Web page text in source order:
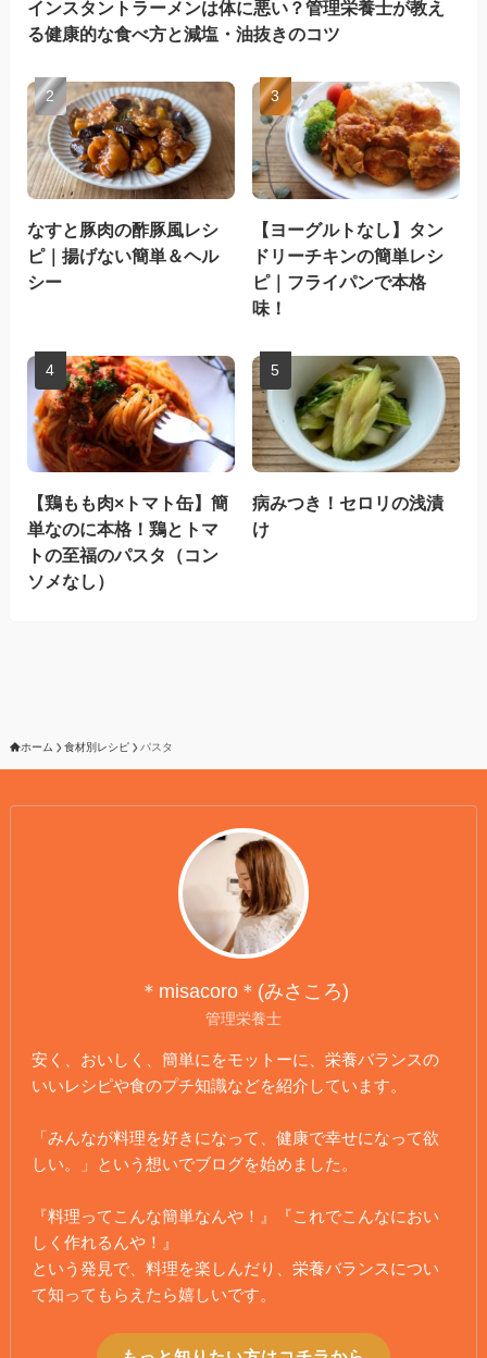
インスタントラーメンは体に悪い？管理栄養士が教え
る健康的な食べ方と減塩・油抜きのコツ
なすと豚肉の酢豚風レシ
ピ｜揚げない簡単＆ヘル
シー
【ヨーグルトなし】タン
ドリーチキンの簡単レシ
ピ｜フライパンで本格
味！
【鶏もも肉×トマト缶】簡
単なのに本格！鶏とトマ
トの至福のパスタ（コン
ソメなし）
病みつき！セロリの浅漬
け
ホーム 食材別レシピ パスタ
＊misacoro＊(みさころ)
管理栄養士
安く、おいしく、簡単にをモットーに、栄養バランスの
いいレシピや食のプチ知識などを紹介しています。
「みんなが料理を好きになって、健康で幸せになって欲
しい。」という想いでブログを始めました。
『料理ってこんな簡単なんや！』『これでこんなにおい
しく作れるんや！』
という発見で、料理を楽しんだり、栄養バランスについ
て知ってもらえたら嬉しいです。